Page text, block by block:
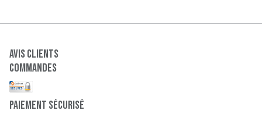
Avis clients
Commandes
paiement sécurisé